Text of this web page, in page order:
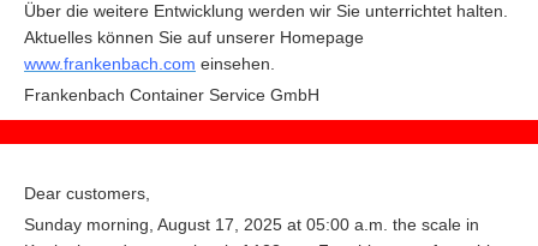
Über die weitere Entwicklung werden wir Sie unterrichtet halten.
Aktuelles können Sie auf unserer Homepage
www.frankenbach.com einsehen.
Frankenbach Container Service GmbH
Dear customers,
Sunday morning, August 17, 2025 at 05:00 a.m. the scale in